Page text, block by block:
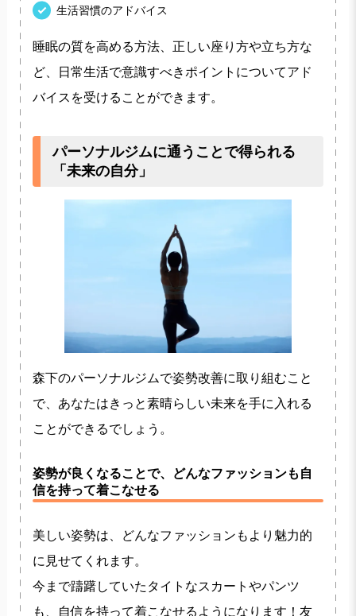
生活習慣のアドバイス
睡眠の質を高める方法、正しい座り方や立ち方な
ど、日常生活で意識すべきポイントについてアド
バイスを受けることができます。
パーソナルジムに通うことで得られる
「未来の自分」
森下のパーソナルジムで姿勢改善に取り組むこと
で、あなたはきっと素晴らしい未来を手に入れる
ことができるでしょう。
姿勢が良くなることで、どんなファッションも自
信を持って着こなせる
美しい姿勢は、どんなファッションもより魅力的
に見せてくれます。
今まで躊躇していたタイトなスカートやパンツ
も、自信を持って着こなせるようになります！友